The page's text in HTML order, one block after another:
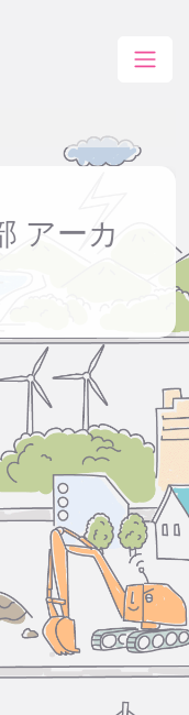
アーカ